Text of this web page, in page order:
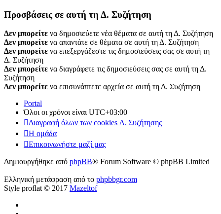
Προσβάσεις σε αυτή τη Δ. Συζήτηση
Δεν μπορείτε να δημοσιεύετε νέα θέματα σε αυτή τη Δ. Συζήτηση
Δεν μπορείτε να απαντάτε σε θέματα σε αυτή τη Δ. Συζήτηση
Δεν μπορείτε να επεξεργάζεστε τις δημοσιεύσεις σας σε αυτή τη
Δ. Συζήτηση
Δεν μπορείτε να διαγράφετε τις δημοσιεύσεις σας σε αυτή τη Δ.
Συζήτηση
Δεν μπορείτε να επισυνάπτετε αρχεία σε αυτή τη Δ. Συζήτηση
Portal
Όλοι οι χρόνοι είναι UTC+03:00
Διαγραφή όλων των cookies Δ. Συζήτησης
Η ομάδα
Επικοινωνήστε μαζί μας
Δημιουργήθηκε από phpBB® Forum Software © phpBB Limited
Ελληνική μετάφραση από το phpbbgr.com
Style proflat © 2017 Mazeltof